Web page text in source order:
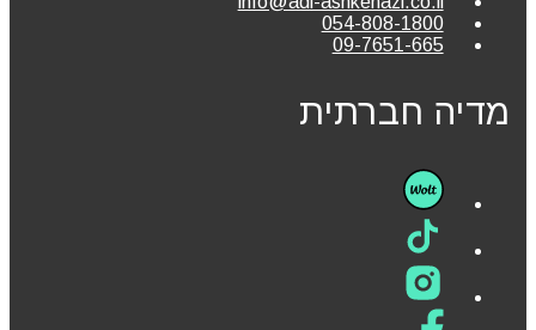
054-808-1800
09-7651-665
מדיה חברתית